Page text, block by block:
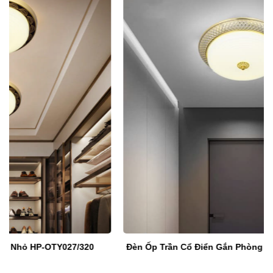
Đèn Ốp Trần Cổ Điển Gắn Phòng Nhỏ HP-OTY026/320